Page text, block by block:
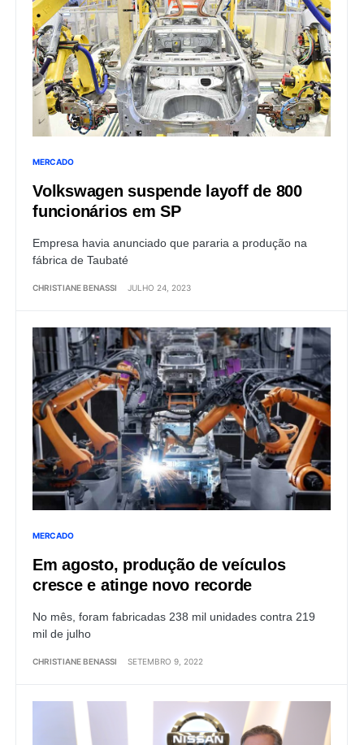
MERCADO
Volkswagen suspende layoff de 800
funcionários em SP
Empresa havia anunciado que pararia a produção na
fábrica de Taubaté
CHRISTIANE BENASSI JULHO 24, 2023
MERCADO
Em agosto, produção de veículos
cresce e atinge novo recorde
No mês, foram fabricadas 238 mil unidades contra 219
mil de julho
CHRISTIANE BENASSI SETEMBRO 9, 2022